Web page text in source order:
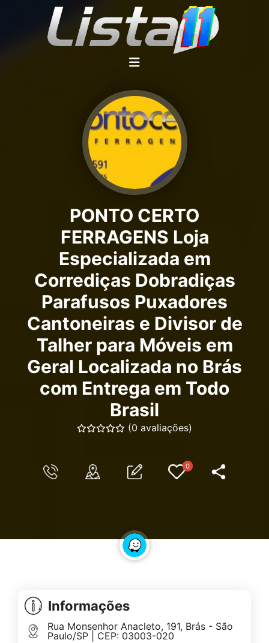
PONTO CERTO
FERRAGENS Loja
Especializada em
Corrediças Dobradiças
Parafusos Puxadores
Cantoneiras e Divisor de
Talher para Móveis em
Geral Localizada no Brás
com Entrega em Todo
Brasil
(0 avaliações)
0
Informações
Rua Monsenhor Anacleto, 191, Brás - São
Paulo/SP | CEP: 03003-020